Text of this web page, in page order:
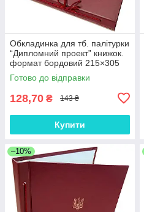
Обкладинка для тб. палітурки
“Дипломний проект” книжок.
формат бордовий 215×305
мм (20мм) (1 шт)
Готово до відправки
128,70 ₴ 143 ₴
Купити
–10%